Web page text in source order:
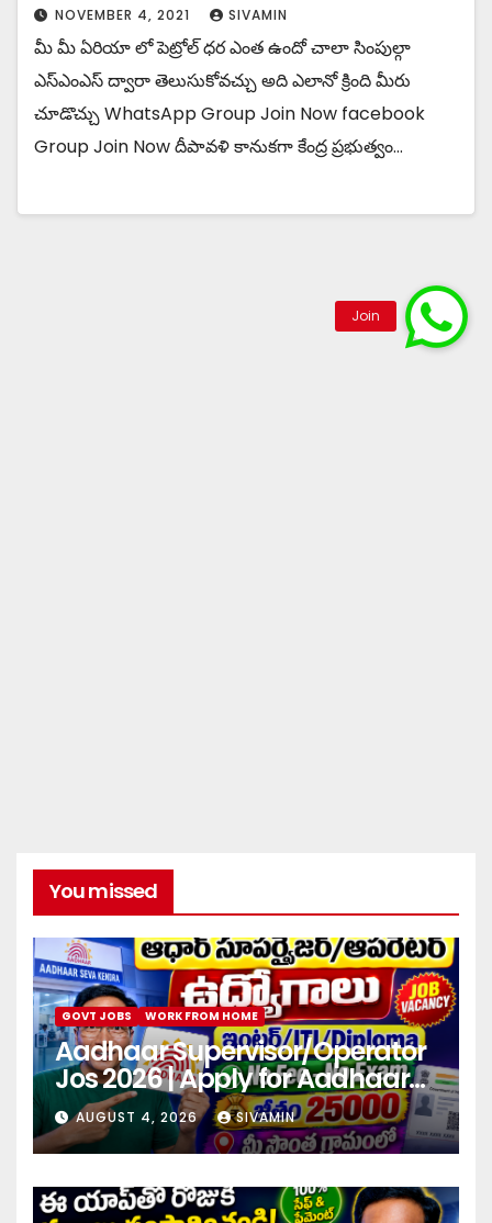
NOVEMBER 4, 2021 SIVAMIN
మీ మీ ఏరియా లో పెట్రోల్ ధర ఎంత ఉందో చాలా సింపుల్గా
ఎస్ఎంఎస్ ద్వారా తెలుసుకోవచ్చు అది ఎలానో క్రింది మీరు
చూడొచ్చు WhatsApp Group Join Now facebook
Group Join Now దీపావళి కానుకగా కేంద్ర ప్రభుత్వం…
You missed
GOVT JOBS WORK FROM HOME
Aadhaar Supervisor/Operator
Jos 2026 | Apply for Aadhaar
center
AUGUST 4, 2026 SIVAMIN